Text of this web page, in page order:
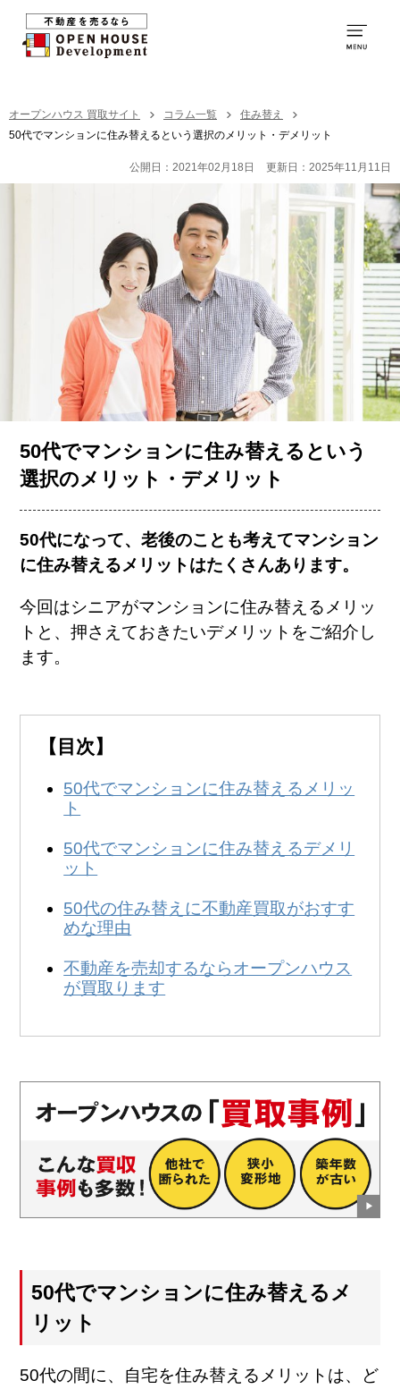
0120-231-053
営業時間：9:00～20:00
買取の特徴
お取引の流れ
社員紹介
買取の事例
お客様の声
コラム一覧
会社概要
簡単査定
0120-231-053
営業時間:
9:00～20:00
無料
オープンハウス 買取サイト コラム一覧
住み替え
50代でマンションに住み替えるという選択のメリット・デメリット
公開日：2021年02月18日 更新日：2025年11月11日
50代でマンションに住み替えるという
選択のメリット・デメリット
50代になって、老後のことも考えてマンション
に住み替えるメリットはたくさんあります。
今回はシニアがマンションに住み替えるメリッ
トと、押さえておきたいデメリットをご紹介し
ます。
【目次】
50代でマンションに住み替えるメリッ
ト
50代でマンションに住み替えるデメリ
ット
50代の住み替えに不動産買取がおすす
めな理由
不動産を売却するならオープンハウス
が買取ります
50代でマンションに住み替えるメ
リット
50代の間に、自宅を住み替えるメリットは、ど